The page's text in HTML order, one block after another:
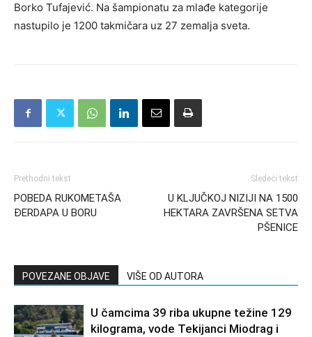
Borko Tufajević. Na šampionatu za mlađe kategorije
nastupilo je 1200 takmičara uz 27 zemalja sveta.
Prethodni tekst
POBEDA RUKOMETAŠA
ĐERDAPA U BORU
Sledeći tekst
U KLJUČKOJ NIZIJI NA 1500
HEKTARA ZAVRŠENA SETVA
PŠENICE
POVEZANE OBJAVE VIŠE OD AUTORA
U čamcima 39 riba ukupne težine 129
kilograma, vode Tekijanci Miodrag i